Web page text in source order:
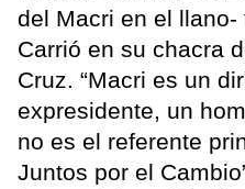
del Macri en el
Carrió en su chacra
Cruz. “Macri es un
expresidente, un
no es el referente
Juntos por el